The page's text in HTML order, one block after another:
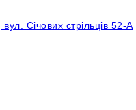
Січових стрільців 52-А